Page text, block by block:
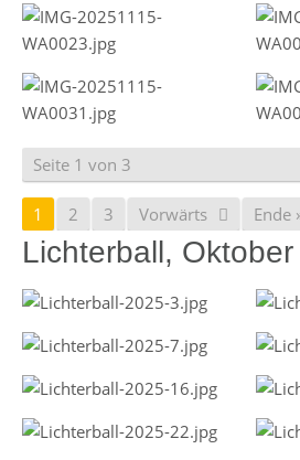
Seite 1 von 3
1 2 3 Vorwärts Ende
Lichterball,